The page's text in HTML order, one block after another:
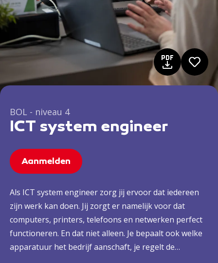
BOL - niveau 4
ICT system engineer
Aanmelden
Als ICT system engineer zorg jij ervoor dat iedereen
zijn werk kan doen. Jij zorgt er namelijk voor dat
computers, printers, telefoons en netwerken perfect
functioneren. En dat niet alleen. Je bepaalt ook welke
apparatuur het bedrijf aanschaft, je regelt de